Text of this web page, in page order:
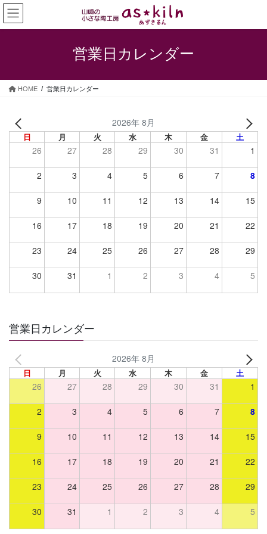
コ
ン
テ
ス
ナ
ビ
ゲ
ン
営業日カレンダー
HOME 営業日カレンダー
2026年 8月
日 月 火 水 木 金 土
26 27 28 29 30 31 1
2 3 4 5 6 7 8
9 10 11 12 13 14 15
16 17 18 19 20 21 22
23 24 25 26 27 28 29
30 31 1 2 3 4 5
営業日カレンダー
2026年 8月
日 月 火 水 木 金 土
26 27 28 29 30 31 1
2 3 4 5 6 7 8
9 10 11 12 13 14 15
16 17 18 19 20 21 22
23 24 25 26 27 28 29
30 31 1 2 3 4 5